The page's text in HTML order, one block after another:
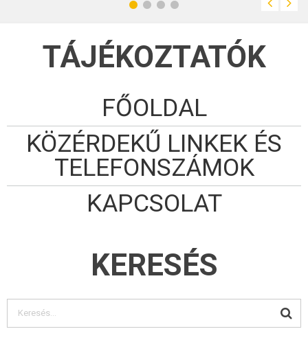
TÁJÉKOZTATÓK
FŐOLDAL
KÖZÉRDEKŰ LINKEK ÉS
TELEFONSZÁMOK
KAPCSOLAT
KERESÉS